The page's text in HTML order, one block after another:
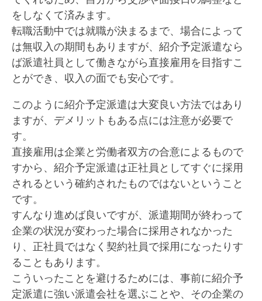
をしなくて済みます。
転職活動中では就職が決まるまで、場合によって
は無収入の期間もありますが、紹介予定派遣なら
ば派遣社員として働きながら直接雇用を目指すこ
とができ、収入の面でも安心です。
このように紹介予定派遣は大変良い方法ではあり
ますが、デメリットもある点には注意が必要で
す。
直接雇用は企業と労働者双方の合意によるもので
すから、紹介予定派遣は正社員としてすぐに採用
されるという確約されたものではないということ
です。
すんなり進めば良いですが、派遣期間が終わって
企業の状況が変わった場合に採用されなかった
り、正社員ではなく契約社員で採用になったりす
ることもあります。
こういったことを避けるためには、事前に紹介予
定派遣に強い派遣会社を選ぶことや、その企業の